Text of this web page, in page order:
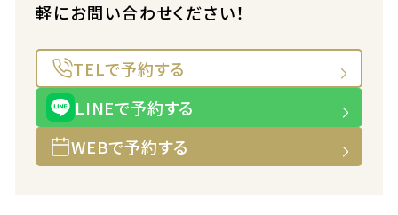
軽にお問い合わせください！
TELで予約する
LINEで予約する
WEBで予約する